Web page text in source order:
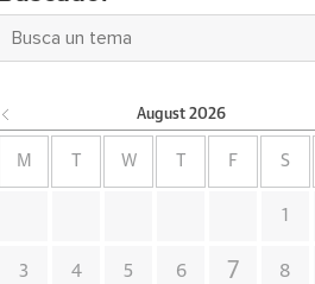
August 2026
M W F S
1
3 4 5 6 7 8